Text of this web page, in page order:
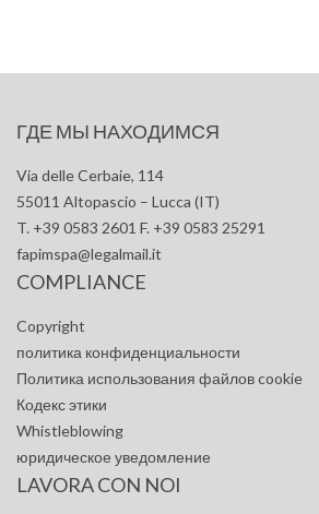
ГДЕ МЫ НАХОДИМСЯ
Via delle Cerbaie, 114
55011 Altopascio – Lucca (IT)
T. +39 0583 2601 F. +39 0583 25291
fapimspa@legalmail.it
COMPLIANCE
Copyright
политика конфиденциальности
Политика использования файлов cookie
Кодекс этики
Whistleblowing
юридическое уведомление
LAVORA CON NOI